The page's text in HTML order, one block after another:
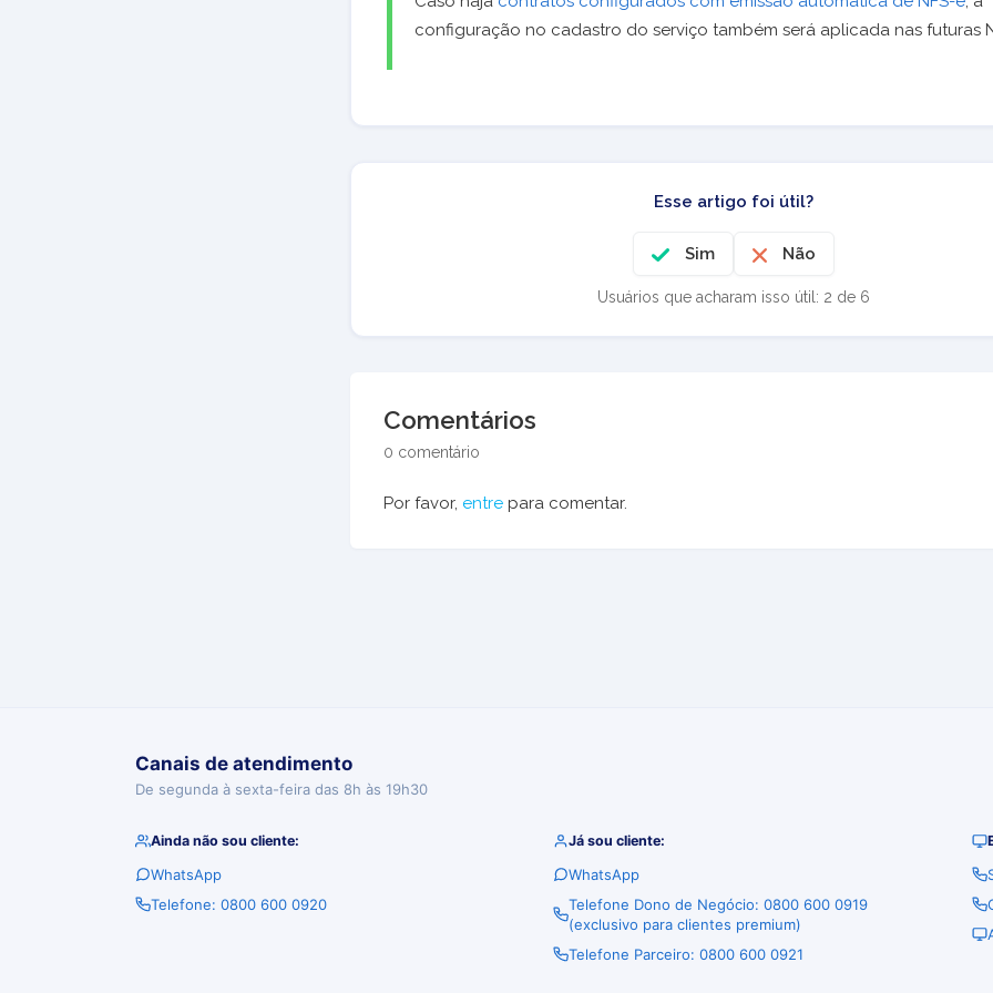
configuração no cadastro do serviço também será aplicada nas futuras
Esse artigo foi útil?
Sim Não
Usuários que acharam isso útil: 2 de 6
Comentários
0 comentário
Por favor, entre para comentar.
Canais de atendimento
De segunda à sexta-feira das 8h às 19h30
Ainda não sou cliente:
WhatsApp
Telefone: 0800 600 0920
Já sou cliente:
WhatsApp
Telefone Dono de Negócio: 0800 600 0919
(exclusivo para clientes premium)
Telefone Parceiro: 0800 600 0921